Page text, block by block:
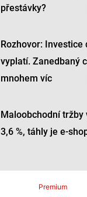
přestávky?
Rozhovor: Investice
vyplatí. Zanedbaný
mnohem víc
Maloobchodní tržby
3,6 %, táhly je e-
Premium